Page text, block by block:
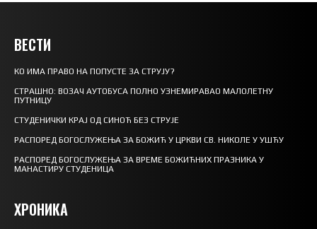
ВЕСТИ
КО ИМА ПРАВО НА ПОПУСТЕ ЗА СТРУЈУ?
СТРАШНО: ВОЗАЧ АУТОБУСА ПОЛНО УЗНЕМИРАВАО МАЛОЛЕТНУ
ПУТНИЦУ
СТУДЕНИЧКИ КРАЈ ОД СИНОЋ БЕЗ СТРУЈЕ
РАСПОРЕД БОГОСЛУЖЕЊА ЗА БОЖИЋ У ЦРКВИ СВ. НИКОЛЕ У УШЋУ
РАСПОРЕД БОГОСЛУЖЕЊА ЗА ВРЕМЕ БОЖИЋНИХ ПРАЗНИКА У
МАНАСТИРУ СТУДЕНИЦА
ХРОНИКА